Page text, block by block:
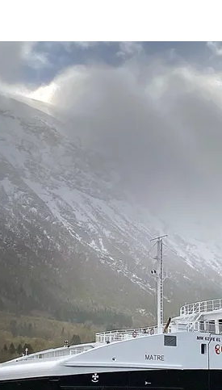
signert ny rammeavtale for
Global Partner Program